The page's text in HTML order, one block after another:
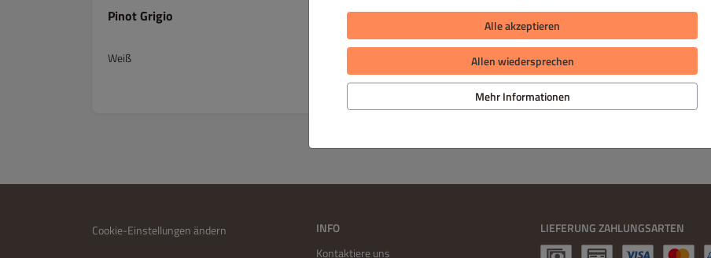
Pinot Grigio € 18.90
Weiß
Cookie-Einstellungen ändern
INFO
Kontaktiere uns
LIEFERUNG ZAHLUNGSARTEN
Alle akzeptieren
Allen wiedersprechen
Mehr Informationen